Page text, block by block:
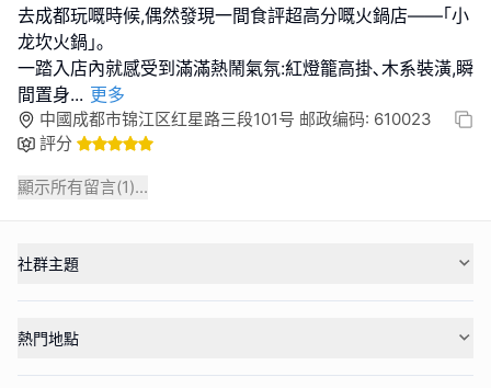
去成都玩嘅時候,偶然發現一間食評超高分嘅火鍋店——｢小
龙坎火鍋｣｡
一踏入店內就感受到滿滿熱鬧氣氛:紅燈籠高掛､木系裝潢,瞬
間置身... 更多
中國成都市锦江区红星路三段101号 邮政编码: 610023
評分
顯示所有留言(1)...
社群主題
熱門地點